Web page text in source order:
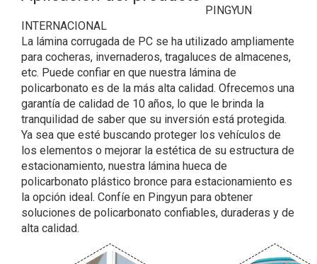
PINGYUN
INTERNACIONAL
La lámina corrugada de PC se ha utilizado ampliamente
para cocheras, invernaderos, tragaluces de almacenes,
etc. Puede confiar en que nuestra lámina de
policarbonato es de la más alta calidad. Ofrecemos una
garantía de calidad de 10 años, lo que le brinda la
tranquilidad de saber que su inversión está protegida.
Ya sea que esté buscando proteger los vehículos de
los elementos o mejorar la estética de su estructura de
estacionamiento, nuestra lámina hueca de
policarbonato plástico bronce para estacionamiento es
la opción ideal. Confíe en Pingyun para obtener
soluciones de policarbonato confiables, duraderas y de
alta calidad.